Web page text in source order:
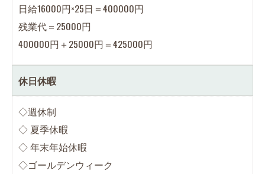
日給16000円×25日＝400000円
残業代＝25000円
400000円＋25000円＝425000円
休日休暇
◇週休制
◇ 夏季休暇
◇ 年末年始休暇
◇ゴールデンウィーク